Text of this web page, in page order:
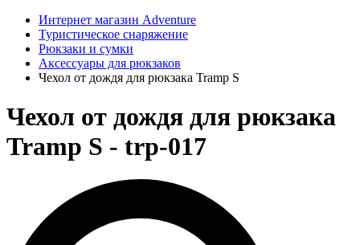
Интернет магазин Adventure
Туристическое снаряжение
Рюкзаки и сумки
Аксессуары для рюкзаков
Чехол от дождя для рюкзака Tramp S
Чехол от дождя для рюкзака
Tramp S - trp-017